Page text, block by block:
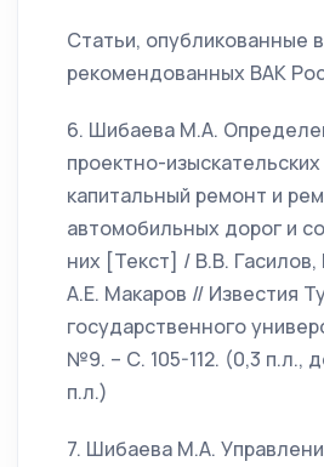
Статьи, опубликованные
рекомендованных ВАК
6. Шибаева М.А.
проектно-
капитальный ремонт и
автомобильных дорог и
них [Текст] / В.В.
А.Е. Макаров // Известия
государственного
№9. – С. 105-112. (0,3 п.л.,
п.л.)
7. Шибаева М.А.